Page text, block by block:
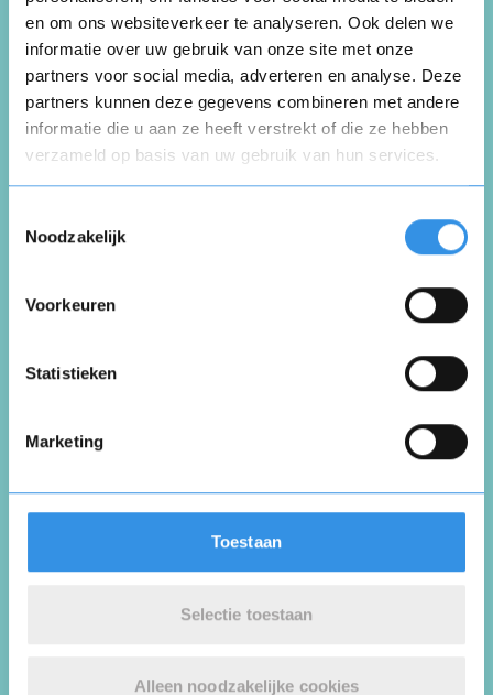
en om ons websiteverkeer te analyseren. Ook delen we
informatie over uw gebruik van onze site met onze
partners voor social media, adverteren en analyse. Deze
partners kunnen deze gegevens combineren met andere
informatie die u aan ze heeft verstrekt of die ze hebben
verzameld op basis van uw gebruik van hun services.
Noodzakelijk
Voorkeuren
Statistieken
Marketing
Toestaan
Selectie toestaan
Alleen noodzakelijke cookies
Schrijf een review over
Zwitserleven
Schrijf een review